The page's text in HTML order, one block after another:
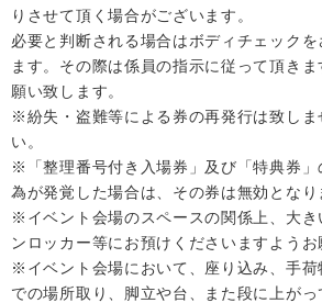
りさせて頂く場合がございます。
必要と判断される場合はボディチェック
ます。その際は係員の指示に従って頂き
願い致します。
※紛失・盗難等による券の再発行は致しま
い。
※「整理番号付き入場券」及び「特典券
為が発覚した場合は、その券は無効となり
※イベント会場のスペースの関係上、大き
ンロッカー等にお預けくださいますようお
※イベント会場において、座り込み、手
での場所取り、脚立や台、また段に上が